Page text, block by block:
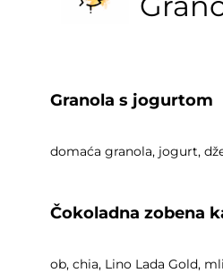
Granola s jogurtom
domaća granola, jogurt,
Čokoladna zobena
ob, chia, Lino Lada Gold,